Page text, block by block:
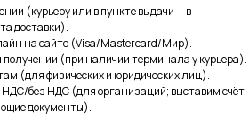
(курьеру или в пункте выдачи — в
доставки).
на сайте (Visa/Mastercard/Мир).
получении (при наличии терминала у курьера).
(для физических и юридических лиц).
НДС/без НДС (для организаций; выставим счёт
документы).
ООО «СплитКлим»
ИНН: 5040179113
КПП: 504001001
ОГРН:1225000058007
Реквизиты